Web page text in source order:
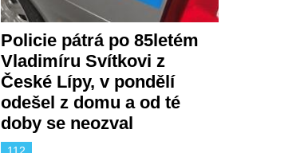
Policie pátrá po 85letém
Vladimíru Svítkovi z
České Lípy, v pondělí
odešel z domu a od té
doby se neozval